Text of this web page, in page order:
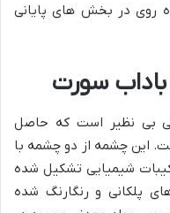
روی در بخش های پایانی
سورت
بی نظیر است که حاصل
این چشمه از دو چشمه با
شیمیایی تشکیل شده
پلکانی و رنگارنگ شده